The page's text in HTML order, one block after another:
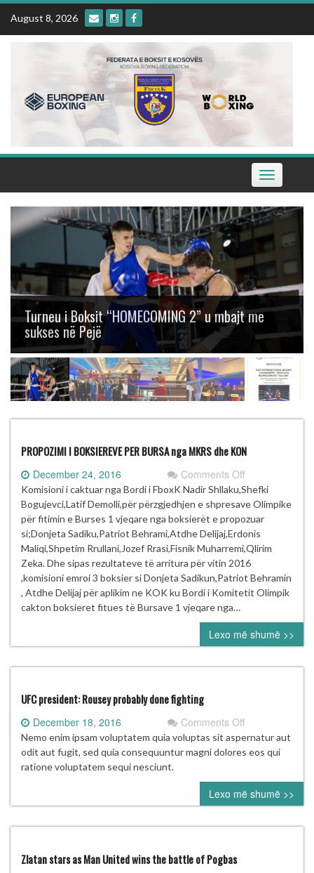
Skip
content
August 8, 2026
Toggle
navigation
Turneu i Boksit “HOMECOMING 2” u mbajt me
sukses në Pejë
PROPOZIMI I BOKSIEREVE PER BURSA nga MKRS dhe KON
December 24, 2016 Comments Offon
PROPOZIMI
I
BOKSIEREVE
PER
BURSA
nga
MKRS
dhe
Komisioni i caktuar nga Bordi i FboxK Nadir Shllaku,Shefki
Bogujevci,Latif Demolli,për përzgjedhjen e shpresave Olimpike
për fitimin e Burses 1 vjeqare nga boksierët e propozuar
si;Donjeta Sadiku,Patriot Behrami,Atdhe Delijaj,Erdonis
Maliqi,Shpetim Rrullani,Jozef Rrasi,Fisnik Muharremi,Qlirim
Zeka. Dhe sipas rezultateve të arritura për vitin 2016
,komisioni emroi 3 boksier si Donjeta Sadikun,Patriot Behramin
, Atdhe Delijaj për aplikim ne KOK ku Bordi i Komitetit Olimpik
cakton boksieret fitues të Bursave 1 vjeqare nga…
Lexo më shumë >>
UFC president: Rousey probably done fighting
December 18, 2016 Comments Offon
UFC
president:
probably
done
fighting
Nemo enim ipsam voluptatem quia voluptas sit aspernatur aut
odit aut fugit, sed quia consequuntur magni dolores eos qui
ratione voluptatem sequi nesciunt.
Lexo më shumë >>
Zlatan stars as Man United wins the battle of Pogbas